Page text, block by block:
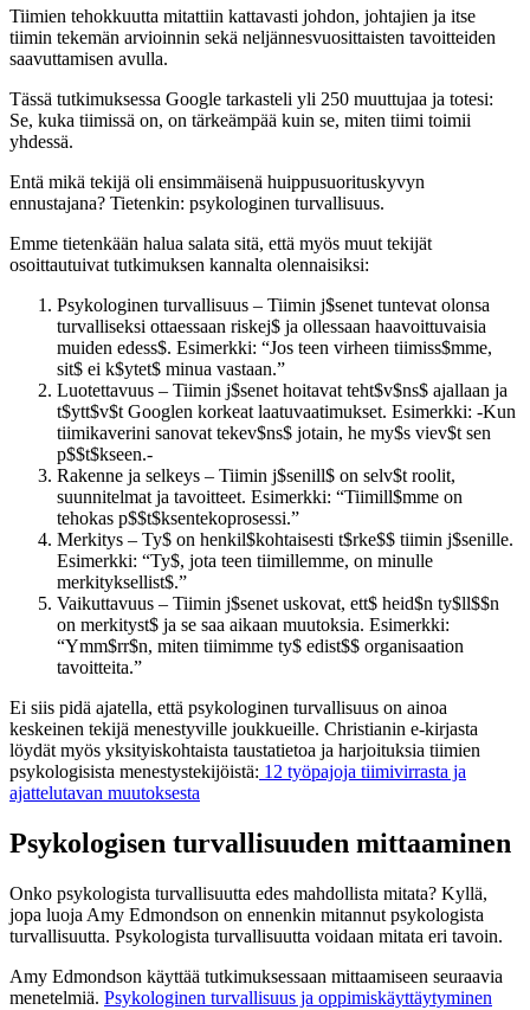
Tiimien tehokkuutta mitattiin kattavasti johdon, johtajien ja itse
tiimin tekemän arvioinnin sekä neljännesvuosittaisten tavoitteiden
saavuttamisen avulla.
Tässä tutkimuksessa Google tarkasteli yli 250 muuttujaa ja totesi:
Se, kuka tiimissä on, on tärkeämpää kuin se, miten tiimi toimii
yhdessä.
Entä mikä tekijä oli ensimmäisenä huippusuorituskyvyn
ennustajana? Tietenkin: psykologinen turvallisuus.
Emme tietenkään halua salata sitä, että myös muut tekijät
osoittautuivat tutkimuksen kannalta olennaisiksi:
Psykologinen turvallisuus – Tiimin j$senet tuntevat olonsa
turvalliseksi ottaessaan riskej$ ja ollessaan haavoittuvaisia
muiden edess$. Esimerkki: “Jos teen virheen tiimiss$mme,
sit$ ei k$ytet$ minua vastaan.”
Luotettavuus – Tiimin j$senet hoitavat teht$v$ns$ ajallaan ja
t$ytt$v$t Googlen korkeat laatuvaatimukset. Esimerkki: ‑Kun
tiimikaverini sanovat tekev$ns$ jotain, he my$s viev$t sen
p$$t$kseen.‑
Rakenne ja selkeys – Tiimin j$senill$ on selv$t roolit,
suunnitelmat ja tavoitteet. Esimerkki: “Tiimill$mme on
tehokas p$$t$ksentekoprosessi.”
Merkitys – Ty$ on henkil$kohtaisesti t$rke$$ tiimin j$senille.
Esimerkki: “Ty$, jota teen tiimillemme, on minulle
merkityksellist$.”
Vaikuttavuus – Tiimin j$senet uskovat, ett$ heid$n ty$ll$$n
on merkityst$ ja se saa aikaan muutoksia. Esimerkki:
“Ymm$rr$n, miten tiimimme ty$ edist$$ organisaation
tavoitteita.”
Ei siis pidä ajatella, että psykologinen turvallisuus on ainoa
keskeinen tekijä menestyville joukkueille. Christianin e-kirjasta
löydät myös yksityiskohtaista taustatietoa ja harjoituksia tiimien
psykologisista menestystekijöistä: 12 työpajoja tiimivirrasta ja
ajattelutavan muutoksesta
Psykologisen turvallisuuden mittaaminen
Onko psykologista turvallisuutta edes mahdollista mitata? Kyllä,
jopa luoja Amy Edmondson on ennenkin mitannut psykologista
turvallisuutta. Psykologista turvallisuutta voidaan mitata eri tavoin.
Amy Edmondson käyttää tutkimuksessaan mittaamiseen seuraavia
menetelmiä. Psykologinen turvallisuus ja oppimiskäyttäytyminen